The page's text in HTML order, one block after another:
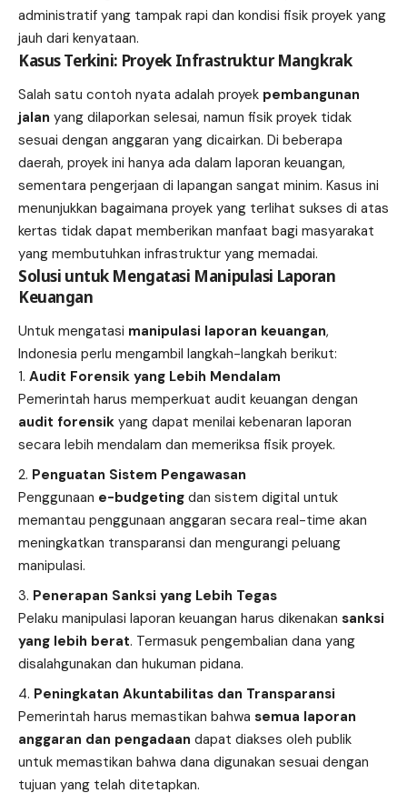
administratif yang tampak rapi dan kondisi fisik proyek yang
jauh dari kenyataan.
Kasus Terkini: Proyek Infrastruktur Mangkrak
Salah satu contoh nyata adalah proyek pembangunan
jalan yang dilaporkan selesai, namun fisik proyek tidak
sesuai dengan anggaran yang dicairkan. Di beberapa
daerah, proyek ini hanya ada dalam laporan keuangan,
sementara pengerjaan di lapangan sangat minim. Kasus ini
menunjukkan bagaimana proyek yang terlihat sukses di atas
kertas tidak dapat memberikan manfaat bagi masyarakat
yang membutuhkan infrastruktur yang memadai.
Solusi untuk Mengatasi Manipulasi Laporan
Keuangan
Untuk mengatasi manipulasi laporan keuangan,
Indonesia perlu mengambil langkah-langkah berikut:
Audit Forensik yang Lebih Mendalam
Pemerintah harus memperkuat audit keuangan dengan
audit forensik yang dapat menilai kebenaran laporan
secara lebih mendalam dan memeriksa fisik proyek.
Penguatan Sistem Pengawasan
Penggunaan e-budgeting dan sistem digital untuk
memantau penggunaan anggaran secara real-time akan
meningkatkan transparansi dan mengurangi peluang
manipulasi.
Penerapan Sanksi yang Lebih Tegas
Pelaku manipulasi laporan keuangan harus dikenakan sanksi
yang lebih berat. Termasuk pengembalian dana yang
disalahgunakan dan hukuman pidana.
Peningkatan Akuntabilitas dan Transparansi
Pemerintah harus memastikan bahwa semua laporan
anggaran dan pengadaan dapat diakses oleh publik
untuk memastikan bahwa dana digunakan sesuai dengan
tujuan yang telah ditetapkan.